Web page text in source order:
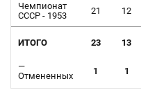
Чемпионат
СССР - 1953
21 12
ИТОГО 23 13
—
Отмененных
1 1